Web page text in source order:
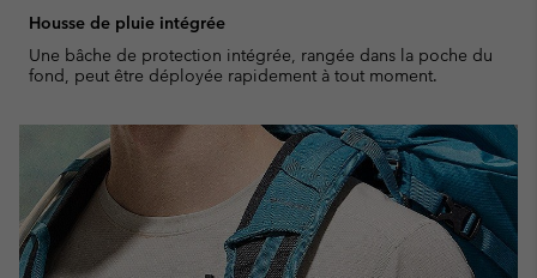
Housse de pluie intégrée
Une bâche de protection intégrée, rangée dans la poche du
fond, peut être déployée rapidement à tout moment.